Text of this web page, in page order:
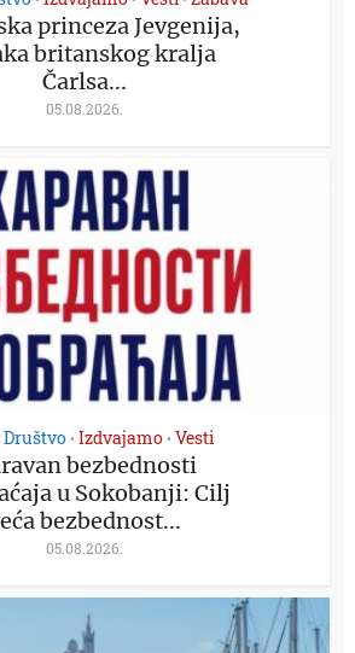
princeza Jevgenija,
britanskog kralja
Čarlsa...
05.08.2026.
Društvo • Izdvajamo • Vesti
bezbednosti
u Sokobanji: Cilj
bezbednost...
05.08.2026.